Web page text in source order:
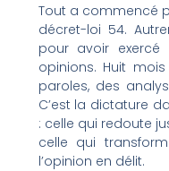
Tout a commencé
décret-loi 54.
pour avoir exercé
opinions. Huit
paroles, des
C’est la dictature
: celle qui redoute
celle qui
l’opinion en délit.